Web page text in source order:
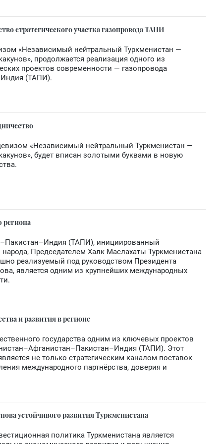
стратегического участка газопровода ТАПИ
«Независимый нейтральный Туркменистан —
продолжается реализация одного из
проектов современности — газопровода
(ТАПИ).
«Независимый нейтральный Туркменистан —
будет вписан золотыми буквами в новую
(ТАПИ), инициированный
Председателем Халк Маслахаты Туркменистана
реализуемый под руководством Президента
является одним из крупнейших международных
и развития в регионе
государства одним из ключевых проектов
(ТАПИ). Этот
не только стратегическим каналом поставок
международного партнёрства, доверия и
устойчивого развития Туркменистана
политика Туркменистана является